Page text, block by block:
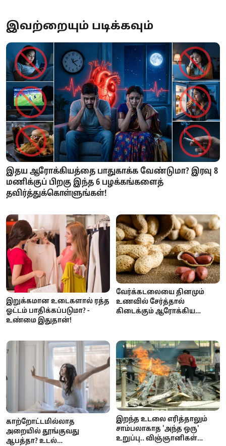
இவற்றையும் படிக்கவும்
இதய ஆரோக்கியத்தை பாதுகாக்க வேண்டுமா? இரவு 8
மணிக்குப் பிறகு இந்த 6 பழக்கங்களைத்
தவிர்த்துக்கொள்ளுங்கள்!
இறுக்கமான உடைகளால் ரத்த
ஓட்டம் பாதிக்கப்படுமா? -
உண்மை இதுதான்!
வேர்க்கடலையை தினமும்
உணவில் சேர்த்தால்
கிடைக்கும் ஆரோக்கிய
காற்றோட்டமில்லாத
அறையில் தூங்குவது
ஆபத்தா? உடல்
இறந்த உடலை எரித்தாலும்
சாம்பலாகாத 'அந்த ஒரு'
உறுப்பு.. விஞ்ஞானிகள்